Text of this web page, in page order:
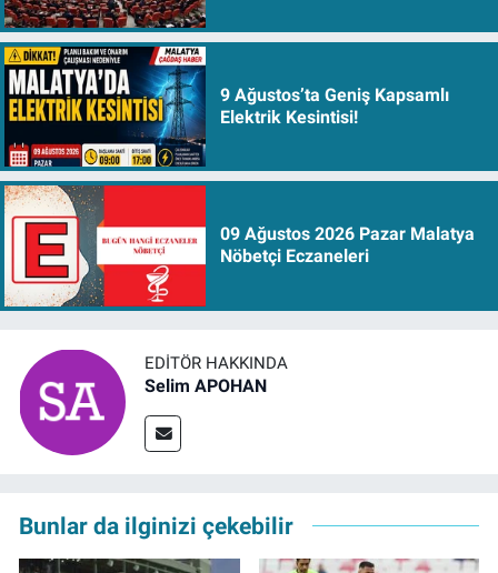
9 Ağustos’ta Geniş Kapsamlı
Elektrik Kesintisi!
09 Ağustos 2026 Pazar Malatya
Nöbetçi Eczaneleri
EDITÖR HAKKINDA
Selim APOHAN
Bunlar da ilginizi çekebilir